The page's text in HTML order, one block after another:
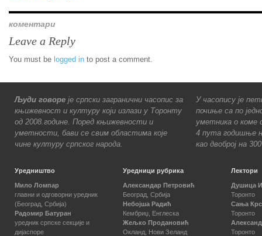
коментари
Leave a Reply
You must be logged in to post a comment.
Људи говоре је српски загранични часопис за
књижевност и културу који излази у Торонту
од 2008.године. Поред књижевности и
уметности, бави се свим областима које
чине културу српског народа.
У часопису је
почиње са по
уметника о коме
4 пута годишње
као двоброј на
Уредништво
Мило Ломпар
главни и одговорни уредник
(Београд, Србија)
Радомир Батуран
уредник српске секције и
дијаспоре
Уредници рубрика
Александар Петровић
Београд, Србија
Небојша Радић
Кембриџ, Енглеска
Жељко Продановић
Окланд, Нови Зеланд
Лектори
Душица
Торонто
Сања
Торонто
Торонто